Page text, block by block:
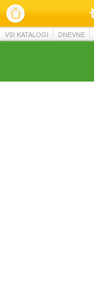
VSI KATALOGI DNEVNE